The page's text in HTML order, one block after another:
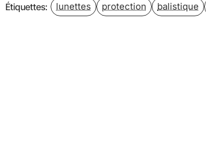
Étiquettes: lunettes protection balistique